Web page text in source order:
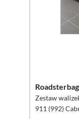
Roadsterbag
Zestaw
911 (992)